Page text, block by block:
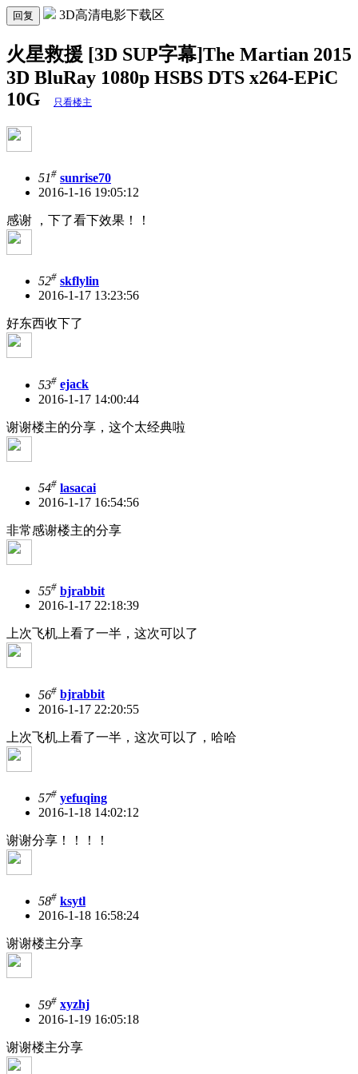
回复 3D高清电影下载区
火星救援 [3D SUP字幕]The Martian 2015
3D BluRay 1080p HSBS DTS x264-EPiC
10G
只看楼主
51# sunrise70
2016-1-16 19:05:12
感谢 ，下了看下效果！！
52# skflylin
2016-1-17 13:23:56
好东西收下了
53# ejack
2016-1-17 14:00:44
谢谢楼主的分享，这个太经典啦
54# lasacai
2016-1-17 16:54:56
非常感谢楼主的分享
55# bjrabbit
2016-1-17 22:18:39
上次飞机上看了一半，这次可以了
56# bjrabbit
2016-1-17 22:20:55
上次飞机上看了一半，这次可以了，哈哈
57# yefuqing
2016-1-18 14:02:12
谢谢分享！！！！
58# ksytl
2016-1-18 16:58:24
谢谢楼主分享
59# xyzhj
2016-1-19 16:05:18
谢谢楼主分享